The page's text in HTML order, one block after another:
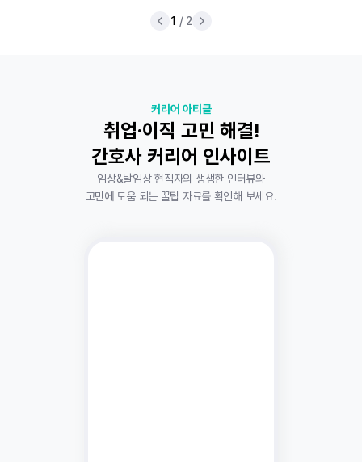
1 / 2
커리어 아티클
취업·이직 고민 해결!
간호사 커리어 인사이트
임상&탈임상 현직자의 생생한 인터뷰와
고민에 도움 되는 꿀팁 자료를 확인해 보세요.